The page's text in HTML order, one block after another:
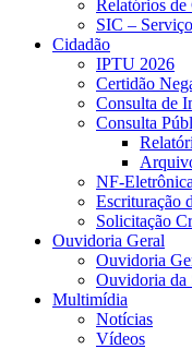
Relatórios de
SIC –
Cidadão
IPTU 2026
Certidão
Consulta de
Consulta
NF-Eletrônica
Escrituração
Solicitação
Ouvidoria Geral
Ouvidoria
Ouvidoria da
Multimídia
Notícias
Vídeos